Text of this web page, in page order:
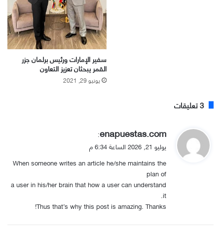
سفير الإمارات ورئيس برلمان جزر
القمر يبحثان تعزيز التعاون
يونيو 29, 2021
‫3 تعليقات
ي
و
ل
enapuestas.com
:
يوليو 21, 2026 الساعة 6:34 م
When someone writes an article he/she maintains the
plan of
a user in his/her brain that how a user can understand
it.
Thus that’s why this post is amazing. Thanks!